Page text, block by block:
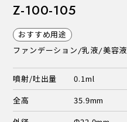
Z-100-105
おすすめ用途
ファンデーション/乳液/美容液
噴射/吐出量
0.1ml
全高
35.9mm